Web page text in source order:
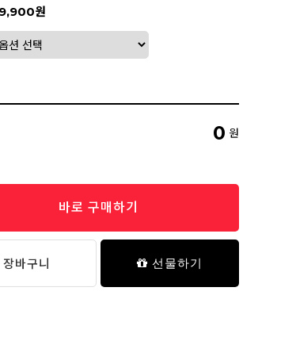
원
0 원
바로 구매하기
장바구니 선물하기